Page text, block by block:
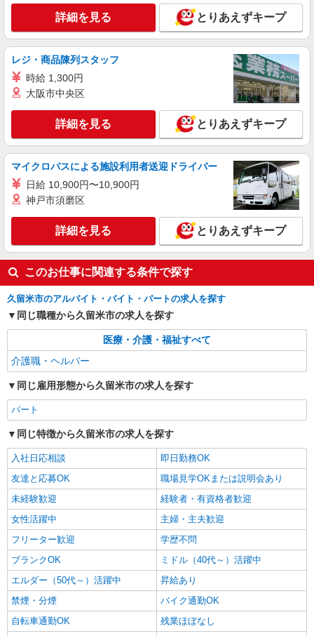
支給(ガソリン代含む)＞
久留米市花畑
キープ 詳細を見る
派遣社員
株式会社kotrio /●FK-H-2117523
NEW
久留米市◆サ高住スタッフ◆穏やかな職場×
週3〜×残業なし
時給1450円〜2062円 ＜日払い有/週払い有/交
通費全支給(ガソリン代含む)＞
久留米市花畑
詳細を見る
株式会社kotrio /●FK-H-2161193
NEW
久留米市≫デイサービスSTAFF♪送迎できれ
ば即戦力！
時給1450円〜2062円 ＜日払い有/週払い有/交
通費全支給(ガソリン代含む)＞
最寄り駅：西鉄久留米
キープ
詳細を見る とりあえずキープ
レジ・商品陳列スタッフ
時給 1,300円
大阪市中央区
詳細を見る とりあえずキープ
マイクロバスによる施設利用者送迎ドライバー
日給 10,900円〜10,900円
神戸市須磨区
詳細を見る とりあえずキープ
このお仕事に関連する条件で探す
久留米市のアルバイト・バイト・パートの求人を探す
同じ職種から久留米市の求人を探す
医療・介護・福祉すべて
介護職・ヘルパー
同じ雇用形態から久留米市の求人を探す
パート
同じ特徴から久留米市の求人を探す
入社日応相談
即日勤務OK
友達と応募OK
職場見学OKまたは説明会あり
未経験歓迎
経験者・有資格者歓迎
女性活躍中
主婦・主夫歓迎
フリーター歓迎
学歴不問
ブランクOK
ミドル（40代～）活躍中
エルダー（50代～）活躍中
昇給あり
禁煙・分煙
バイク通勤OK
自転車通勤OK
残業ほぼなし